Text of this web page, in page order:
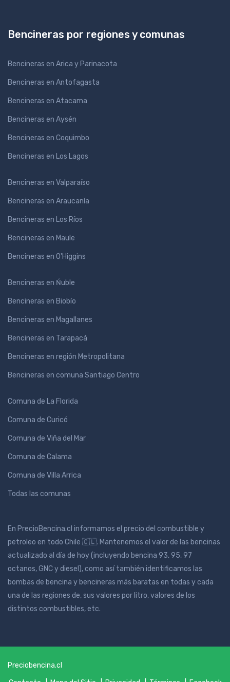
Bencineras por regiones y comunas
Bencineras en Arica y Parinacota
Bencineras en Antofagasta
Bencineras en Atacama
Bencineras en Aysén
Bencineras en Coquimbo
Bencineras en Los Lagos
Bencineras en Valparaíso
Bencineras en Araucanía
Bencineras en Los Ríos
Bencineras en Maule
Bencineras en O'Higgins
Bencineras en Ńuble
Bencineras en Biobío
Bencineras en Magallanes
Bencineras en Tarapacá
Bencineras en región Metropolitana
Bencineras en comuna Santiago Centro
Comuna de La Florida
Comuna de Curicó
Comuna de Viña del Mar
Comuna de Calama
Comuna de Villa Arrica
Todas las comunas
En PrecioBencina.cl informamos el precio del combustible y
petroleo en todo Chile 🇨🇱. Mantenemos el valor de las bencinas
actualizado al día de hoy (incluyendo bencina 93, 95, 97
octanos, GNC y diesel), como así también identificamos las
bombas de bencina y bencineras más baratas en todas y cada
una de las regiones de, sus valores por litro, valores de los
distintos combustibles, etc.
Preciobencina.cl